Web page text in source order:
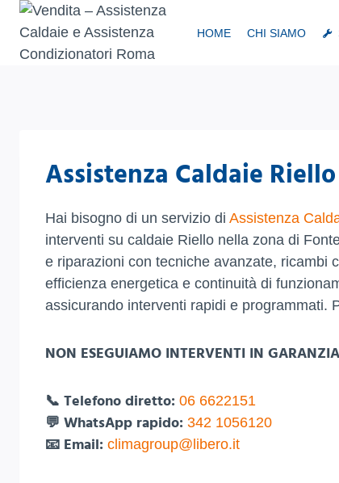
Salta
contenuto
HOME CHI SIAMO
Assistenza Caldaie
Hai bisogno di un servizio di Assistenza
interventi su caldaie Riello nella zona di
e riparazioni con tecniche avanzate, ricambi
efficienza energetica e continuità di
assicurando interventi rapidi e programmati.
NON ESEGUIAMO INTERVENTI IN
📞 Telefono diretto: 06 6622151
💬 WhatsApp rapido: 342 1056120
📧 Email: climagroup@libero.it